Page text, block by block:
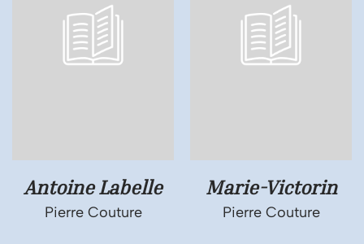
Antoine Labelle
Pierre Couture
Marie-Victorin
Pierre Couture